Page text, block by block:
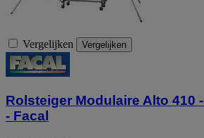
Vergelijken Vergelijken
Rolsteiger Modulaire Alto 410
- Facal